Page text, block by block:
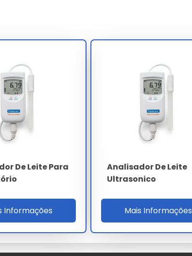
USB e Ethernet, exportando laudos em formato
O display colorido TFT de 7 polegadas exibe
pelo SIF federal.
IP54 suporta lavagem CIP diária com solução
essencial em plantas HACCP. O consumo
(nobreak) opcional garante autonomia de 90
Ultrassônica superior a 1 MHz
0 a 12% (precisão 0.06%)
6 a 12% (precisão 0.10%)
De Leite Para
Informações
Analisador De Leite
Ultrasonico
Mais Informações